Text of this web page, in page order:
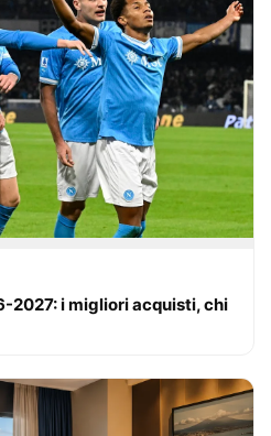
2027: i migliori acquisti, chi